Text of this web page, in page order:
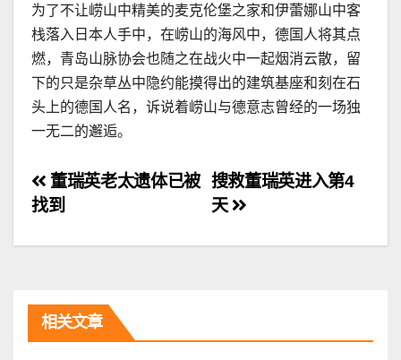
为了不让崂山中精美的麦克伦堡之家和伊蕾娜山中客
栈落入日本人手中，在崂山的海风中，德国人将其点
燃，青岛山脉协会也随之在战火中一起烟消云散，留
下的只是杂草丛中隐约能摸得出的建筑基座和刻在石
头上的德国人名，诉说着崂山与德意志曾经的一场独
一无二的邂逅。
文
章
航
搜救董瑞英进入第4
天
董瑞英老太遗体已被
找到
相关文章